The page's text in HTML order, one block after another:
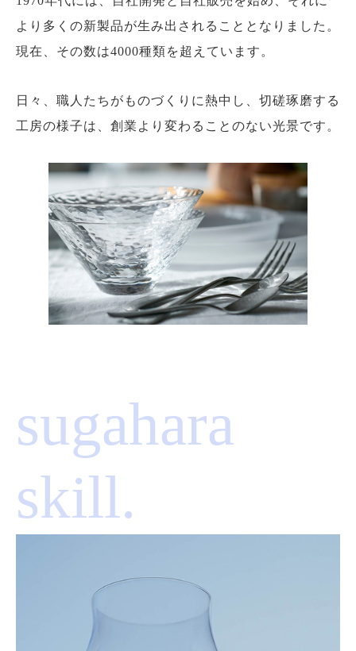
より多くの新製品が生み出されることとなりました。
現在、その数は4000種類を超えています。
日々、職人たちがものづくりに熱中し、切磋琢磨する
工房の様子は、創業より変わることのない光景です。
sugahara
skill.